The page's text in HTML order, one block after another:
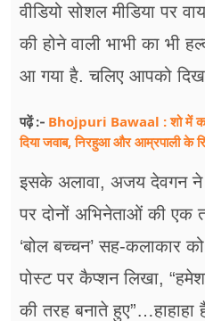
वीडियो सोशल मीडिया पर
की होने वाली भाभी का भी
आ गया है. चलिए आपको
पढ़ें :- Bhojpuri Bawaal : शो में
दिया जवाब, निरहुआ और आम्रपाली के
इसके अलावा, अजय देवगन ने
पर दोनों अभिनेताओं की एक
‘बोल बच्चन’ सह-कलाकार
पोस्ट पर कैप्शन लिखा,
की तरह बनाते हुए”…हाहाहा